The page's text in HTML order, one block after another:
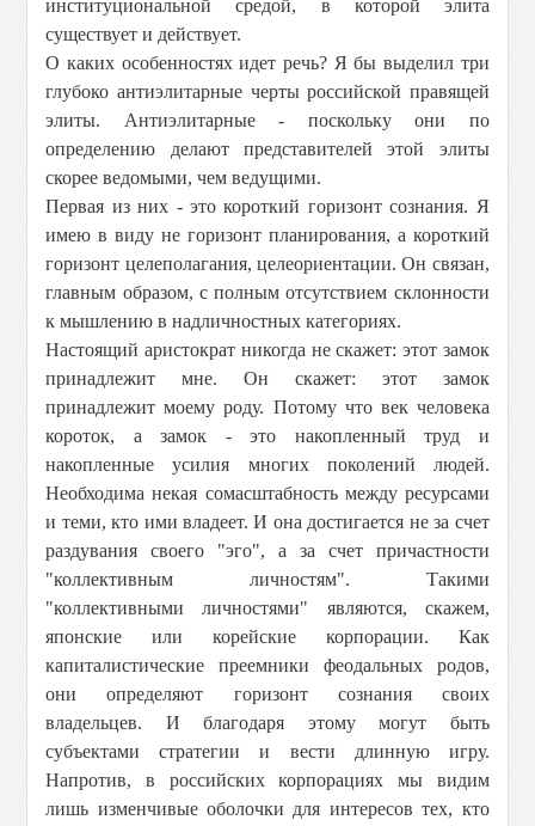
институциональной средой, в которой элита
существует и действует.
О каких особенностях идет речь? Я бы выделил три
глубоко антиэлитарные черты российской правящей
элиты. Антиэлитарные - поскольку они по
определению делают представителей этой элиты
скорее ведомыми, чем ведущими.
Первая из них - это короткий горизонт сознания. Я
имею в виду не горизонт планирования, а короткий
горизонт целеполагания, целеориентации. Он связан,
главным образом, с полным отсутствием склонности
к мышлению в надличностных категориях.
Настоящий аристократ никогда не скажет: этот замок
принадлежит мне. Он скажет: этот замок
принадлежит моему роду. Потому что век человека
короток, а замок - это накопленный труд и
накопленные усилия многих поколений людей.
Необходима некая сомасштабность между ресурсами
и теми, кто ими владеет. И она достигается не за счет
раздувания своего "эго", а за счет причастности
"коллективным личностям". Такими
"коллективными личностями" являются, скажем,
японские или корейские корпорации. Как
капиталистические преемники феодальных родов,
они определяют горизонт сознания своих
владельцев. И благодаря этому могут быть
субъектами стратегии и вести длинную игру.
Напротив, в российских корпорациях мы видим
лишь изменчивые оболочки для интересов тех, кто